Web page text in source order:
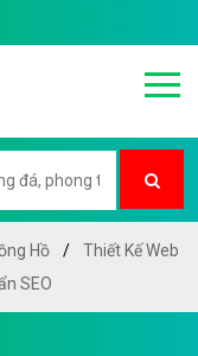
Hồ
Thiết Kế Web
SEO